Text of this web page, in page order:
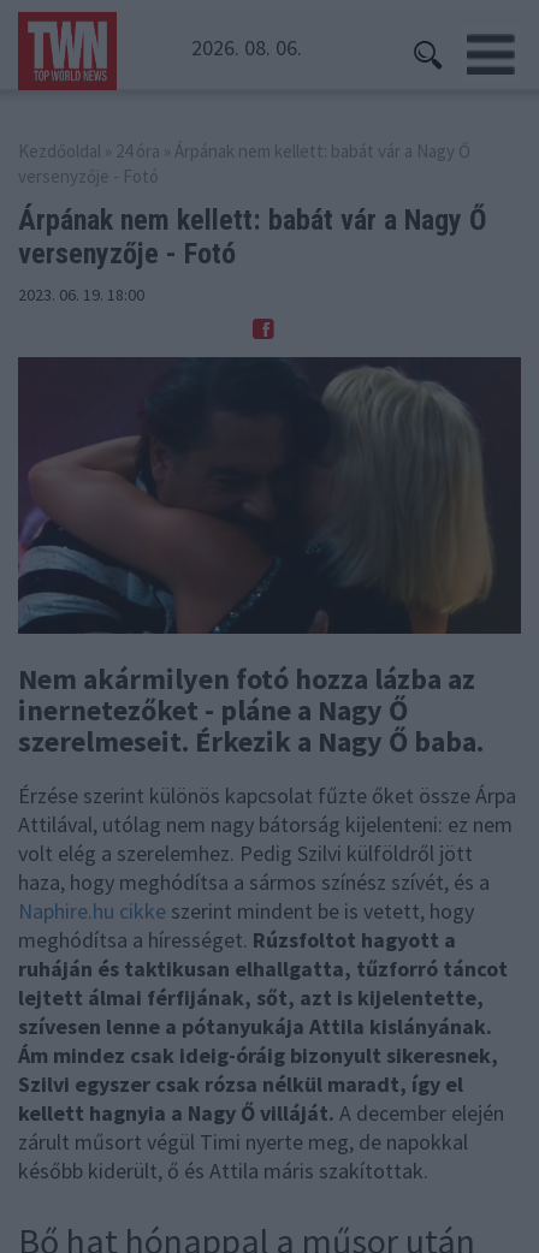
2026. 08. 06.
Kezdőoldal » 24 óra » Árpának nem kellett: babát vár a Nagy Ő
versenyzője - Fotó
Árpának nem kellett: babát vár a Nagy Ő
versenyzője - Fotó
2023. 06. 19. 18:00
Nem akármilyen fotó hozza lázba az
inernetezőket - pláne a Nagy Ő
szerelmeseit. Érkezik a Nagy Ő baba.
Érzése szerint különös kapcsolat fűzte őket össze Árpa
Attilával, utólag nem nagy bátorság kijelenteni: ez nem
volt elég a szerelemhez. Pedig Szilvi külföldről jött
haza, hogy meghódítsa a sármos színész szívét, és a
Naphire.hu cikke szerint mindent be is vetett, hogy
meghódítsa a hírességet. Rúzsfoltot hagyott a
ruháján és taktikusan elhallgatta, tűzforró táncot
lejtett álmai férfijának, sőt, azt is kijelentette,
szívesen lenne a pótanyukája Attila kislányának.
Ám mindez csak ideig-óráig bizonyult sikeresnek,
Szilvi egyszer csak rózsa nélkül maradt, így el
kellett hagnyia a Nagy Ő villáját. A december elején
zárult műsort végül Timi nyerte meg, de napokkal
később kiderült, ő és Attila máris szakítottak.
Bő hat hónappal a műsor után